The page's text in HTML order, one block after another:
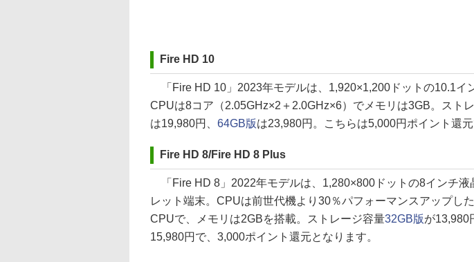
Fire HD 10
「Fire HD 10」2023年モデルは、1,920×1,200ドットの10.1イ
CPUは8コア（2.05GHz×2＋2.0GHz×6）でメモリは3GB。スト
は19,980円、 64GB版は23,980円。こちらは5,000円ポイント還元
Fire HD 8/Fire HD 8 Plus
「Fire HD 8」2022年モデルは、1,280×800ドットの8インチ液
レット端末。CPUは前世代機より30％パフォーマンスアップし
CPUで、メモリは2GBを搭載。ストレージ容量32GB版が13,980
15,980円で、3,000ポイント還元となります。